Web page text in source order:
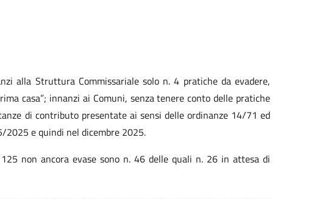
alla Struttura Commissariale solo n. 4 pratiche da evadere,
casa”; innanzi ai Comuni, senza tenere conto delle pratiche
di contributo presentate ai sensi delle ordinanze 14/71 ed
2025 e quindi nel dicembre 2025.
non ancora evase sono n. 46 delle quali n. 26 in attesa di